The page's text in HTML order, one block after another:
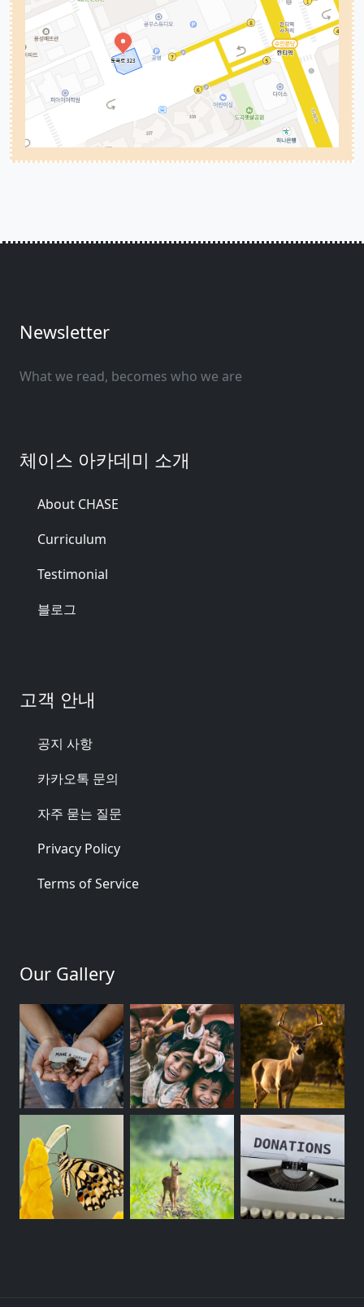
Newsletter
What we read, becomes who we are
체이스 아카데미 소개
About CHASE
Curriculum
Testimonial
블로그
고객 안내
공지 사항
카카오톡 문의
자주 묻는 질문
Privacy Policy
Terms of Service
Our Gallery